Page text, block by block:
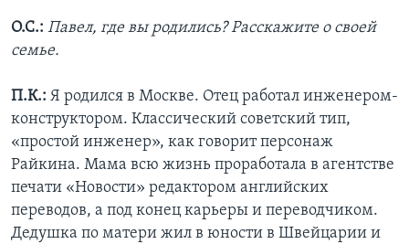
О.С.: Павел, где вы родились? Расскажите о своей
семье.
П.К.: Я родился в Москве. Отец работал инженером-
конструктором. Классический советский тип,
«простой инженер», как говорит персонаж
Райкина. Мама всю жизнь проработала в агентстве
печати «Новости» редактором английских
переводов, а под конец карьеры и переводчиком.
Дедушка по матери жил в юности в Швейцарии и